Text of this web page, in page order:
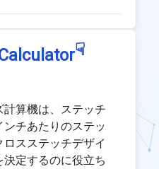
☟
算機は、ステッチ
チあたりのステッ
スステッチデザイ
定するのに役立ち